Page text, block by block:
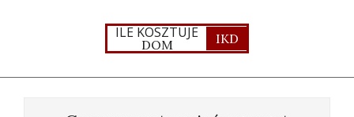
ILE KOSZTUJE
DOM IKD